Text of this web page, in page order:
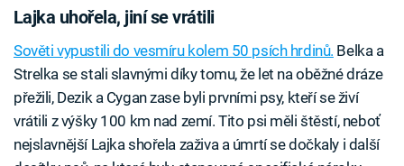
Lajka uhořela, jiní se vrátili
Sověti vypustili do vesmíru kolem 50 psích hrdinů. Belka a
Strelka se stali slavnými díky tomu, že let na oběžné dráze
přežili, Dezik a Cygan zase byli prvními psy, kteří se živí
vrátili z výšky 100 km nad zemí. Tito psi měli štěstí, neboť
nejslavnější Lajka shořela zaživa a úmrtí se dočkaly i další